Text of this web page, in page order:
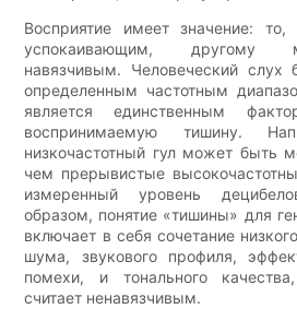
Восприятие имеет значение:
успокаивающим, другому
навязчивым. Человеческий слух
определенным частотным
является единственным
воспринимаемую тишину.
низкочастотный гул может быть
чем прерывистые
измеренный уровень
образом, понятие «тишины» для
включает в себя сочетание
шума, звукового профиля,
помехи, и тонального
считает ненавязчивым.